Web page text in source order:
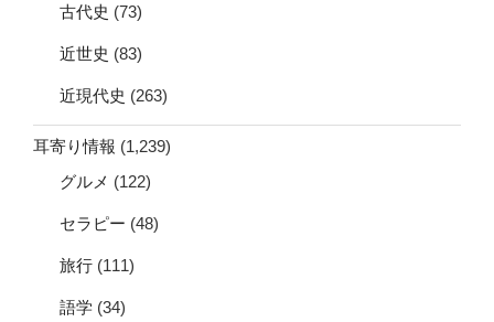
古代史 (73)
近世史 (83)
近現代史 (263)
耳寄り情報 (1,239)
グルメ (122)
セラピー (48)
旅行 (111)
語学 (34)